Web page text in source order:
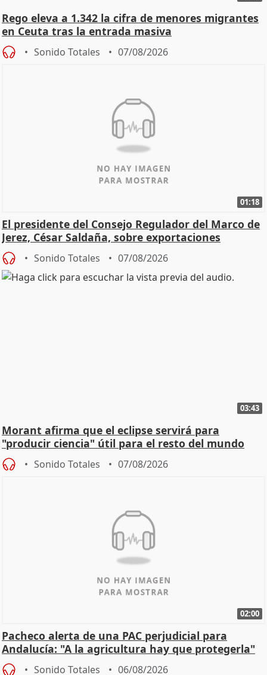
Rego eleva a 1.342 la cifra de menores migrantes
en Ceuta tras la entrada masiva
Sonido Totales 07/08/2026
01:18
El presidente del Consejo Regulador del Marco de
Jerez, César Saldaña, sobre exportaciones
Sonido Totales 07/08/2026
03:43
Morant afirma que el eclipse servirá para
"producir ciencia" útil para el resto del mundo
Sonido Totales 07/08/2026
02:00
Pacheco alerta de una PAC perjudicial para
Andalucía: "A la agricultura hay que protegerla"
Sonido Totales 06/08/2026